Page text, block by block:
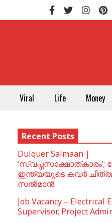
Viral Life Money
Recent Posts
Dulquer Salmaan |
‘സ്വപ്നസാക്ഷാത്കാരം’;
ഇന്ത്യയുടെ കവർ
സൽമാൻ
Job Vacancy – Electrical
Supervisor, Project